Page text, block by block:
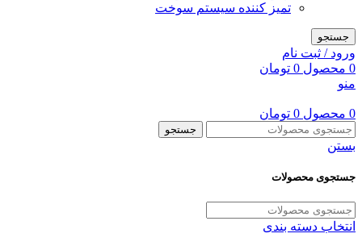
تمیز کننده سیستم سوخت
جستجو
ورود / ثبت نام
0 محصول 0 تومان
منو
0 محصول 0 تومان
جستجو
بستن
جستجوی محصولات
انتخاب دسته بندی